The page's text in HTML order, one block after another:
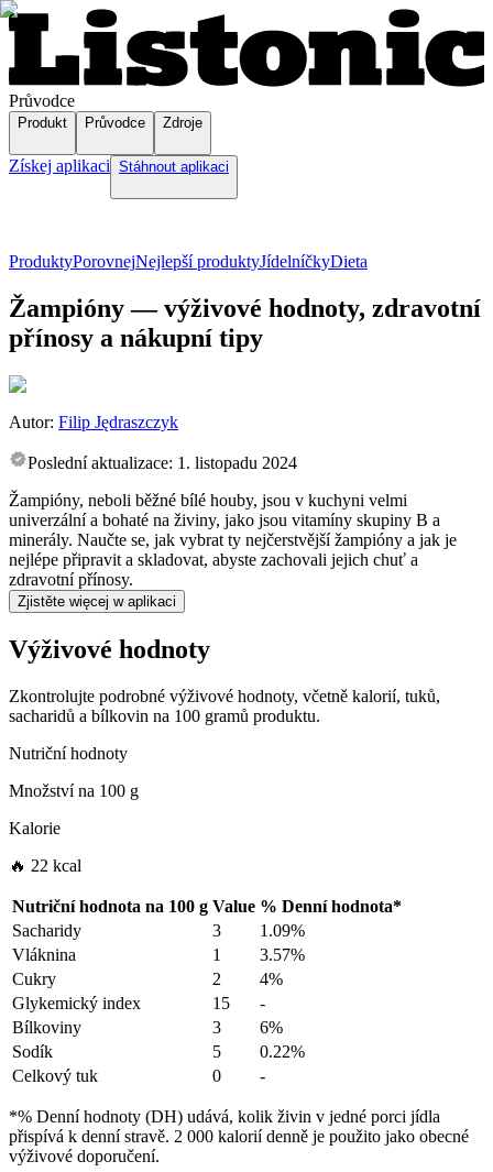
Průvodce
Produkt Průvodce Zdroje
Získej aplikaci Stáhnout aplikaci
ProduktyPorovnejNejlepší produktyJídelníčkyDieta
Žampióny — výživové hodnoty, zdravotní
přínosy a nákupní tipy
Autor: Filip Jędraszczyk
Poslední aktualizace: 1. listopadu 2024
Žampióny, neboli běžné bílé houby, jsou v kuchyni velmi
univerzální a bohaté na živiny, jako jsou vitamíny skupiny B a
minerály. Naučte se, jak vybrat ty nejčerstvější žampióny a jak je
nejlépe připravit a skladovat, abyste zachovali jejich chuť a
zdravotní přínosy.
Zjistěte więcej w aplikaci
Výživové hodnoty
Zkontrolujte podrobné výživové hodnoty, včetně kalorií, tuků,
sacharidů a bílkovin na 100 gramů produktu.
Nutriční hodnoty
Množství na 100 g
Kalorie
🔥 22 kcal
Nutriční hodnota na 100 g Value % Denní hodnota*
Sacharidy
3
1.09%
Vláknina
1
3.57%
Cukry
2
4%
Glykemický index
15
-
Bílkoviny
3
6%
Sodík
5
0.22%
Celkový tuk
0 -
*% Denní hodnoty (DH) udává, kolik živin v jedné porci jídla
přispívá k denní stravě. 2 000 kalorií denně je použito jako obecné
výživové doporučení.